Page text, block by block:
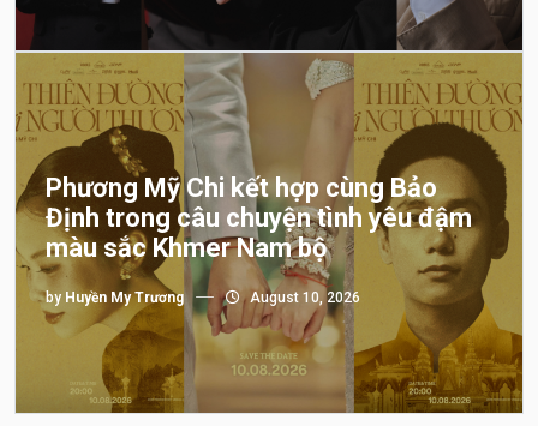
Phương Mỹ Chi kết hợp cùng Bảo
Định trong câu chuyện tình yêu đậm
màu sắc Khmer Nam bộ
by Huyền My Trương August 10, 2026